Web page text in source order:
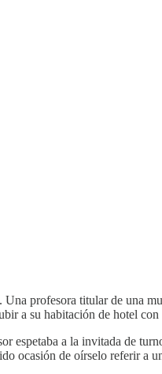
profesora titular de una
a su habitación de hotel
espetaba a la invitada de
ocasión de oírselo referir a